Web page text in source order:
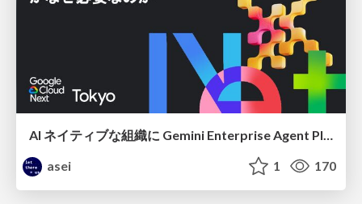
AI ネイティブな組織に Gemini Enterprise Agent Platform がなぜ必要なのか
asei
1 170